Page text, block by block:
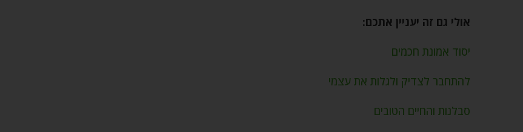
אולי גם זה יעניין אתכם:
יסוד אמונת חכמים
להתחבר לצדיק ולגלות את עצמי
סבלנות והחיים הטובים